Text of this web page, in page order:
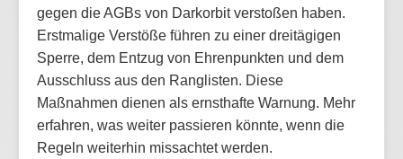
gegen die AGBs von Darkorbit verstoßen haben.
Erstmalige Verstöße führen zu einer dreitägigen
Sperre, dem Entzug von Ehrenpunkten und dem
Ausschluss aus den Ranglisten. Diese
Maßnahmen dienen als ernsthafte Warnung. Mehr
erfahren, was weiter passieren könnte, wenn die
Regeln weiterhin missachtet werden.